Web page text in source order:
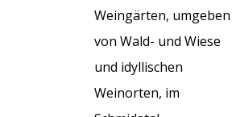
Weingärten, umgeben
von Wald- und Wiese
und idyllischen
Weinorten, im